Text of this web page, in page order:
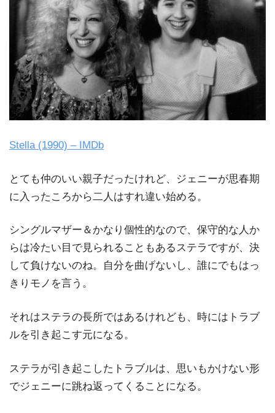
Stella (1990) – IMDb
とても仲のいい親子だったけれど、ジェニーが思春期
に入ったころから二人はすれ違い始める。
シングルマザー＆かなり個性的なので、保守的な人か
らは冷たい目で見られることもあるステラですが、決
して負けないのね。自分を曲げないし、誰にでもはっ
きりモノを言う。
それはステラの長所ではあるけれども、時にはトラブ
ルを引き起こす元になる。
ステラが引き起こしたトラブルは、思いもかけない形
でジェニーに跳ね返ってくることになる。